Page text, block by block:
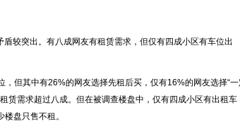
较突出。有八成网友有租赁需求，但仅有四成小区有车位出
但其中有26%的网友选择先租后买，仅有16%的网友选择“一
赁需求超过八成。但在被调查楼盘中，仅有四成小区有出租车
盘只售不租。